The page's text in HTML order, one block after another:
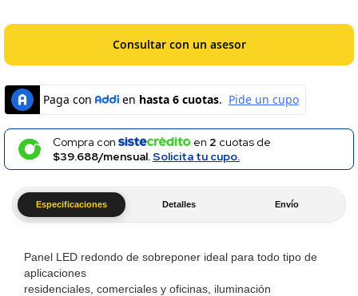
Especificaciones Detalles Envío
Panel LED redondo de sobreponer ideal para todo tipo de
aplicaciones
residenciales, comerciales y oficinas, iluminación
Consultar con un asesor
Compra con en 2 cuotas de
$39.688/mensual.Solicita tu cupo.